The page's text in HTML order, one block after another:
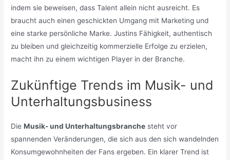
indem sie beweisen, dass Talent allein nicht ausreicht. Es
braucht auch einen geschickten Umgang mit Marketing und
eine starke persönliche Marke. Justins Fähigkeit, authentisch
zu bleiben und gleichzeitig kommerzielle Erfolge zu erzielen,
macht ihn zu einem wichtigen Player in der Branche.
Zukünftige Trends im Musik- und
Unterhaltungsbusiness
DieMusik- und Unterhaltungsbranche steht vor
spannenden Veränderungen, die sich aus den sich wandelnden
Konsumgewohnheiten der Fans ergeben. Ein klarer Trend ist